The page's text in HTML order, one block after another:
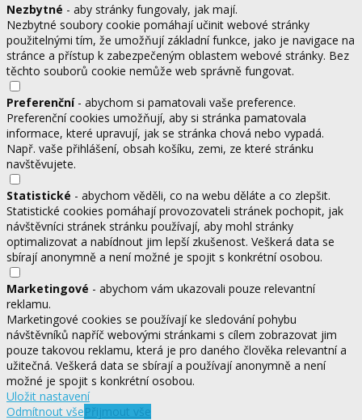
Nezbytné - aby stránky fungovaly, jak mají.
Nezbytné soubory cookie pomáhají učinit webové stránky
použitelnými tím, že umožňují základní funkce, jako je navigace na
stránce a přístup k zabezpečeným oblastem webové stránky. Bez
těchto souborů cookie nemůže web správně fungovat.
Preferenční- abychom si pamatovali vaše preference.
Preferenční cookies umožňují, aby si stránka pamatovala
informace, které upravují, jak se stránka chová nebo vypadá.
Např. vaše přihlášení, obsah košíku, zemi, ze které stránku
navštěvujete.
Statistické - abychom věděli, co na webu děláte a co zlepšit.
Statistické cookies pomáhají provozovateli stránek pochopit, jak
návštěvníci stránek stránku používají, aby mohl stránky
optimalizovat a nabídnout jim lepší zkušenost. Veškerá data se
sbírají anonymně a není možné je spojit s konkrétní osobou.
Marketingové - abychom vám ukazovali pouze relevantní
reklamu.
Marketingové cookies se používají ke sledování pohybu
návštěvníků napříč webovými stránkami s cílem zobrazovat jim
pouze takovou reklamu, která je pro daného člověka relevantní a
užitečná. Veškerá data se sbírají a používají anonymně a není
možné je spojit s konkrétní osobou.
Uložit nastavení
Odmítnout všePřijmout vše